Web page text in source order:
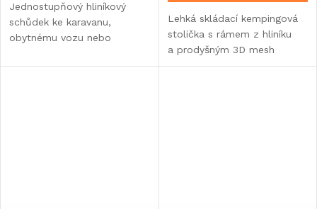
Jednostupňový hliníkový
schůdek ke karavanu,
obytnému vozu nebo
Lehká skládací kempingová
stolička s rámem z hliníku
a prodyšným 3D mesh
sedákem. Nosnost 110 kg,